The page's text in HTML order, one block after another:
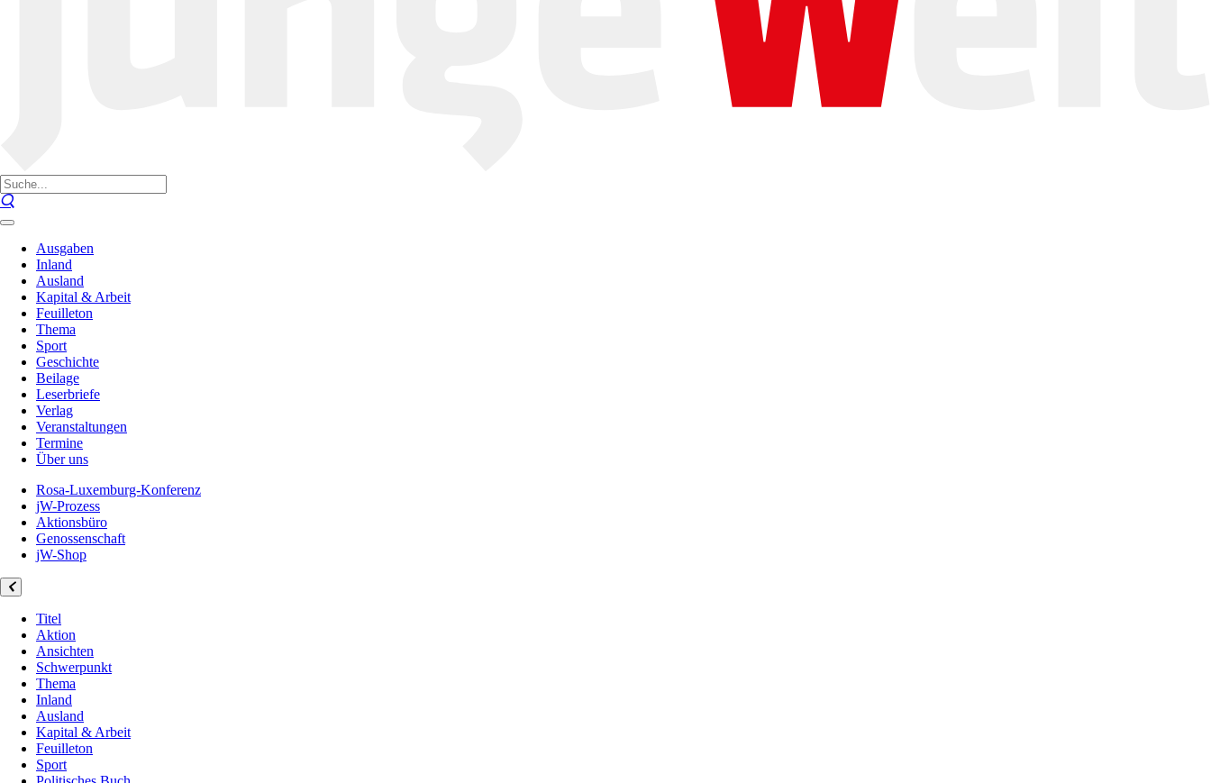
Ausgaben
Inland
Ausland
Kapital & Arbeit
Feuilleton
Thema
Sport
Geschichte
Beilage
Leserbriefe
Verlag
Veranstaltungen
Termine
Über uns
Rosa-Luxemburg-Konferenz
jW-Prozess
Aktionsbüro
Genossenschaft
jW-Shop
Titel
Aktion
Ansichten
Schwerpunkt
Thema
Inland
Ausland
Kapital & Arbeit
Feuilleton
Sport